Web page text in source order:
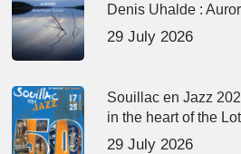
Denis Uhalde :
29 July 2026
Souillac en Jazz
in the heart of the
29 July 2026